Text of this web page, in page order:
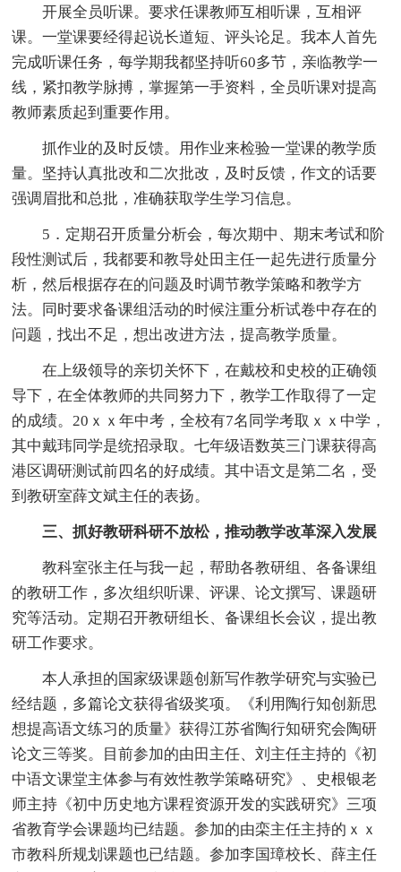
开展全员听课。要求任课教师互相听课，互相评
课。一堂课要经得起说长道短、评头论足。我本人首先
完成听课任务，每学期我都坚持听60多节，亲临教学一
线，紧扣教学脉搏，掌握第一手资料，全员听课对提高
教师素质起到重要作用。
抓作业的及时反馈。用作业来检验一堂课的教学质
量。坚持认真批改和二次批改，及时反馈，作文的话要
强调眉批和总批，准确获取学生学习信息。
5．定期召开质量分析会，每次期中、期末考试和阶
段性测试后，我都要和教导处田主任一起先进行质量分
析，然后根据存在的问题及时调节教学策略和教学方
法。同时要求备课组活动的时候注重分析试卷中存在的
问题，找出不足，想出改进方法，提高教学质量。
在上级领导的亲切关怀下，在戴校和史校的正确领
导下，在全体教师的共同努力下，教学工作取得了一定
的成绩。20ｘｘ年中考，全校有7名同学考取ｘｘ中学，
其中戴玮同学是统招录取。七年级语数英三门课获得高
港区调研测试前四名的好成绩。其中语文是第二名，受
到教研室薛文斌主任的表扬。
三、抓好教研科研不放松，推动教学改革深入发展
教科室张主任与我一起，帮助各教研组、各备课组
的教研工作，多次组织听课、评课、论文撰写、课题研
究等活动。定期召开教研组长、备课组长会议，提出教
研工作要求。
本人承担的国家级课题创新写作教学研究与实验已
经结题，多篇论文获得省级奖项。《利用陶行知创新思
想提高语文练习的质量》获得江苏省陶行知研究会陶研
论文三等奖。目前参加的由田主任、刘主任主持的《初
中语文课堂主体参与有效性教学策略研究》、史根银老
师主持《初中历史地方课程资源开发的实践研究》三项
省教育学会课题均已结题。参加的由栾主任主持的ｘｘ
市教科所规划课题也已结题。参加李国璋校长、薛主任